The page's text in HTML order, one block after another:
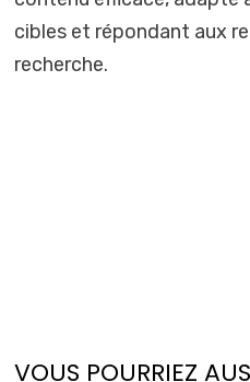
cibles et répondant aux
recherche.
VOUS POURRIEZ